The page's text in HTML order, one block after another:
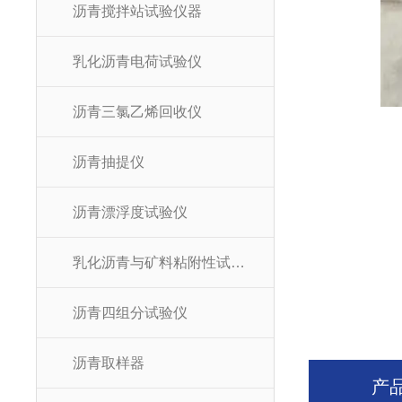
沥青搅拌站试验仪器
乳化沥青电荷试验仪
沥青三氯乙烯回收仪
沥青抽提仪
沥青漂浮度试验仪
乳化沥青与矿料粘附性试验器
沥青四组分试验仪
沥青取样器
产